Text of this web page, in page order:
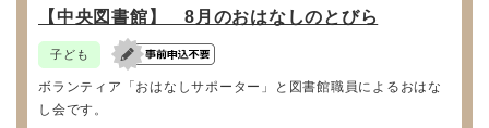
【中央図書館】 8月のおはなしのとびら
子ども
ボランティア「おはなしサポーター」と図書館職員によるおはな
し会です。